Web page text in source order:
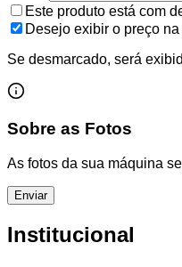
Este produto está com
Desejo exibir o preço
Se desmarcado, será
Sobre as Fotos
As fotos da sua máquina
Enviar
Institucional